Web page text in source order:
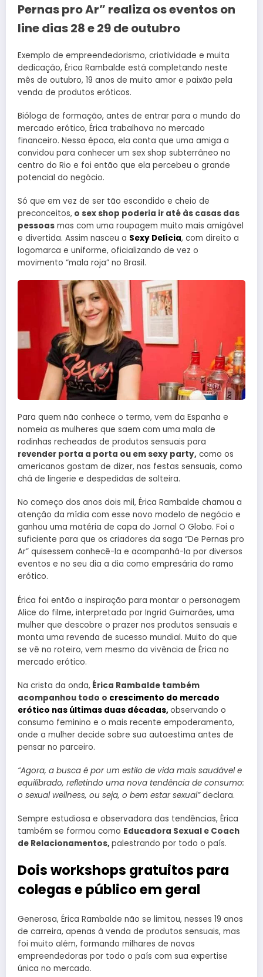
Pernas pro Ar” realiza os eventos on
line dias 28 e 29 de outubro
Exemplo de empreendedorismo, criatividade e muita
dedicação, Érica Rambalde está completando neste
mês de outubro, 19 anos de muito amor e paixão pela
venda de produtos eróticos.
Bióloga de formação, antes de entrar para o mundo do
mercado erótico, Érica trabalhava no mercado
financeiro. Nessa época, ela conta que uma amiga a
convidou para conhecer um sex shop subterrâneo no
centro do Rio e foi então que ela percebeu o grande
potencial do negócio.
Só que em vez de ser tão escondido e cheio de
preconceitos, o sex shop poderia ir até às casas das
pessoas mas com uma roupagem muito mais amigável
e divertida. Assim nasceu a Sexy Delícia, com direito a
logomarca e uniforme, oficializando de vez o
movimento “mala roja” no Brasil.
Para quem não conhece o termo, vem da Espanha e
nomeia as mulheres que saem com uma mala de
rodinhas recheadas de produtos sensuais para
revender porta a porta ou em sexy party, como os
americanos gostam de dizer, nas festas sensuais, como
chá de lingerie e despedidas de solteira.
No começo dos anos dois mil, Érica Rambalde chamou a
atenção da mídia com esse novo modelo de negócio e
ganhou uma matéria de capa do Jornal O Globo. Foi o
suficiente para que os criadores da saga “De Pernas pro
Ar” quisessem conhecê-la e acompanhá-la por diversos
eventos e no seu dia a dia como empresária do ramo
erótico.
Érica foi então a inspiração para montar o personagem
Alice do filme, interpretada por Ingrid Guimarães, uma
mulher que descobre o prazer nos produtos sensuais e
monta uma revenda de sucesso mundial. Muito do que
se vê no roteiro, vem mesmo da vivência de Érica no
mercado erótico.
Na crista da onda, Érica Rambalde também
acompanhou todo o crescimento do mercado
erótico nas últimas duas décadas,observando o
consumo feminino e o mais recente empoderamento,
onde a mulher decide sobre sua autoestima antes de
pensar no parceiro.
“Agora, a busca é por um estilo de vida mais saudável e
equilibrado, refletindo uma nova tendência de consumo:
o sexual wellness, ou seja, o bem estar sexual”declara.
Sempre estudiosa e observadora das tendências, Érica
também se formou como Educadora Sexual e Coach
de Relacionamentos,palestrando por todo o país.
Dois workshops gratuitos para
colegas e público em geral
Generosa, Érica Rambalde não se limitou, nesses 19 anos
de carreira, apenas à venda de produtos sensuais, mas
foi muito além, formando milhares de novas
empreendedoras por todo o país com sua expertise
única no mercado.